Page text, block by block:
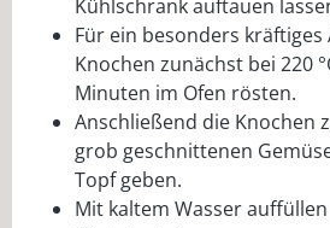
Kühlschrank auftauen
Für ein besonders kräftiges
Knochen zunächst bei 220
Minuten im Ofen rösten.
Anschließend die Knochen
grob geschnittenen
Topf geben.
Mit kaltem Wasser